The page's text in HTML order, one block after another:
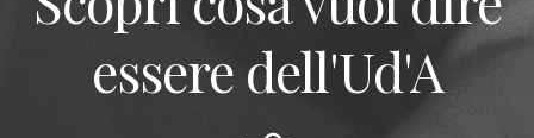
essere dell'Ud'A